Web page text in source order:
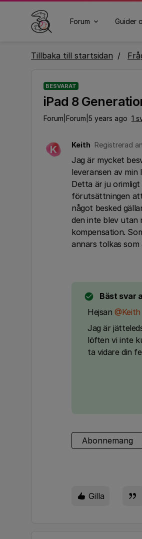
Forum Guider
Tillbaka till startsidan
BESVARAT
iPad 8
Forum|Forum|5 years ago 1
K Keith Registrerad
Jag är mycket
leveransen av min
Detta är ju orimligt
förutsättningen
något besked
den inte blev utan
kompensation.
annars tolkas
Bäst svar
Hejsan@Keith
Jag är
löften vi inte
ta vidare din
Abonnemang
Gilla